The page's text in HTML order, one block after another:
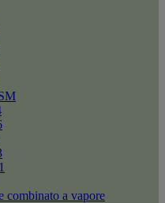
combinato a vapore